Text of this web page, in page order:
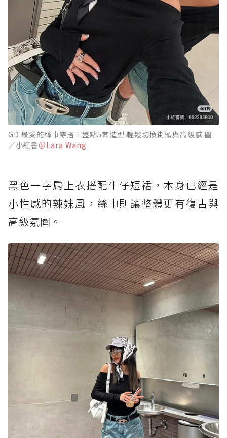
GD 最愛的絲巾穿搭！盤點5套造型 輕鬆切換街頭與高級感 圖
／小紅書＠Lara Wang
黑色一字肩上衣搭配牛仔短裙，本身已經是
小性感的辣妹風，絲巾則讓整體更有復古與
高級氛圍。